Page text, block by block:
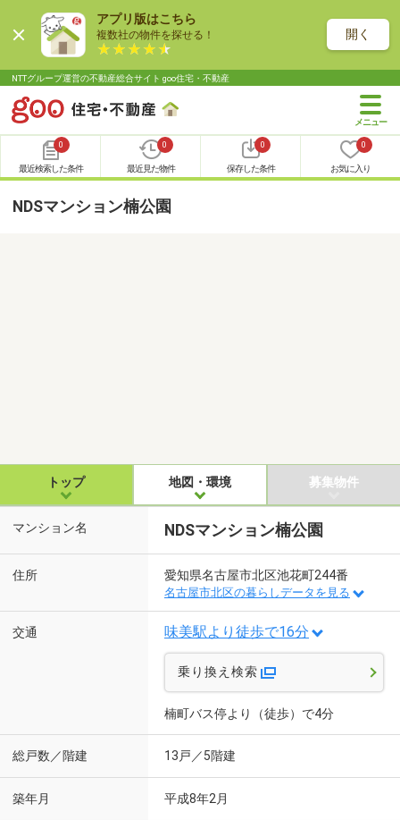
アプリ版はこちら
複数社の物件を探せる！ 開く
NTTグループ運営の不動産総合サイト goo住宅・不動産
0
最近検索した条件
0
最近見た物件
0
保存した条件
0
お気に入り
NDSマンション楠公園
トップ 地図・環境 募集物件
マンション名 NDSマンション楠公園
住所 愛知県名古屋市北区池花町244番
名古屋市北区の暮らしデータを見る
交通 味美駅より徒歩で16分
乗り換え検索
楠町バス停より（徒歩）で4分
総戸数／階建 13戸／5階建
築年月 平成8年2月